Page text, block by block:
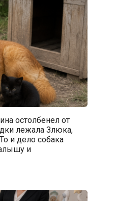
остолбенел от
лежала Злюка,
и дело собака
и